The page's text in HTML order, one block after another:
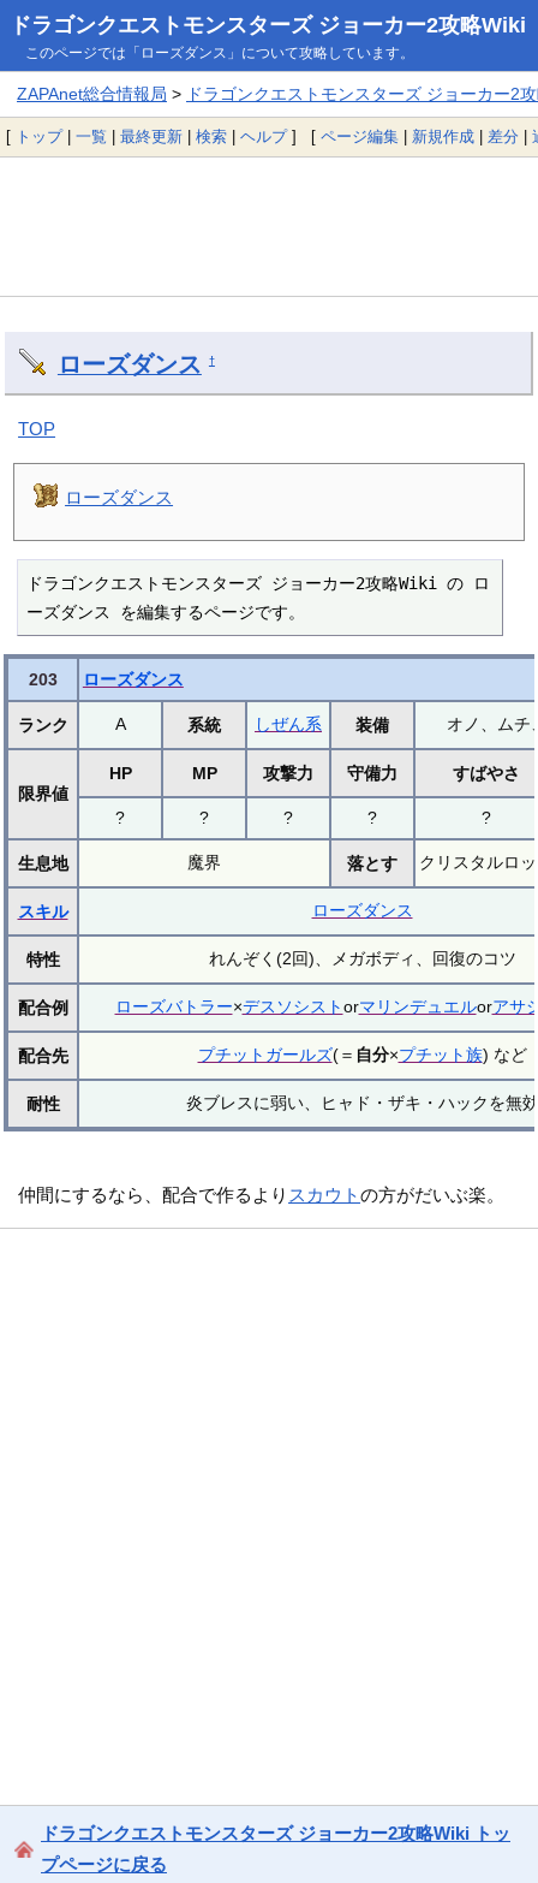
ドラゴンクエストモンスターズ ジョーカー2攻略Wiki
このページでは「ローズダンス」について攻略しています。
ZAPAnet総合情報局 > ドラゴンクエストモンスターズ ジョーカー2
[ トップ| 一覧 | 最終更新 | 検索 | ヘルプ] [ ページ編集 | 新規作成 | 差分 |
ローズダンス †
TOP
ローズダンス
ドラゴンクエストモンスターズ ジョーカー2攻略Wiki の ロ
ーズダンス を編集するページです。
203 ローズダンス
ランク A 系統 しぜん系 装備 オノ、ムチ
限界値
HP MP 攻撃力 守備力 すばやさ
? ? ? ? ?
生息地 魔界 落とす クリスタルロ
スキル ローズダンス
特性 れんぞく(2回)、メガボディ、回復のコツ
配合例 ローズバトラー×デスソシストorマリンデュエルorアサ
配合先 プチットガールズ(＝ 自分×プチット族) など
耐性 炎ブレスに弱い、ヒャド・ザキ・ハックを無効
仲間にするなら、配合で作るより スカウトの方がだいぶ楽。
ドラゴンクエストモンスターズ ジョーカー2攻略Wiki トッ
プページに戻る